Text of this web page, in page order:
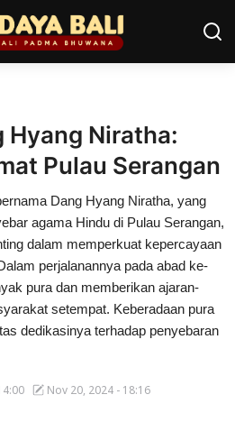
Hyang Niratha:
Pulau Serangan
Dang Hyang Niratha, yang
agama Hindu di Pulau Serangan,
dalam memperkuat kepercayaan
perjalanannya pada abad ke-
pura dan memberikan ajaran-
setempat. Keberadaan pura
dedikasinya terhadap penyebaran
Nov 20, 2024 - 18:16